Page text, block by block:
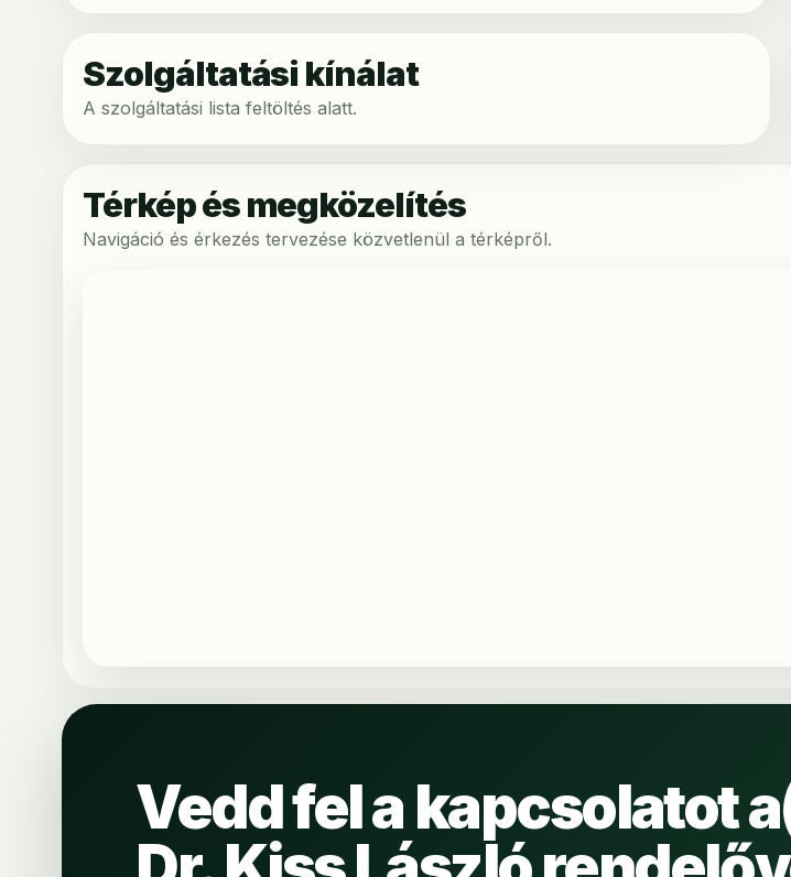
Szolgáltatási kínálat
A szolgáltatási lista feltöltés alatt.
Térkép és megközelítés
Navigáció és érkezés tervezése közvetlenül a térképről.
Vedd fel a kapcsolatot